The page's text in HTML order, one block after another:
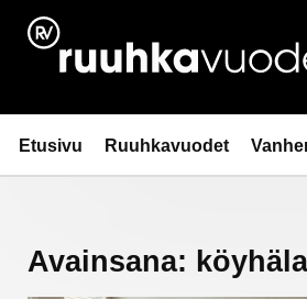
Siirry
sisältöön
Ruuhkavuodet.fi
Etusivu Ruuhkavuodet
Avainsana: